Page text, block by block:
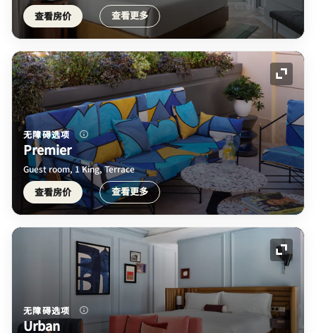
查看房价 查看更多
展开
无障碍选项
Premier
Guest room, 1 King, Terrace
查看房价 查看更多
展开
无障碍选项
Urban